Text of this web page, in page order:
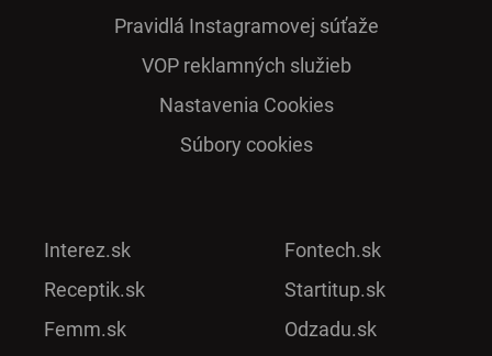
Pra­vidlá Ins­ta­gra­mo­vej sú­ťaže
VOP reklamných služieb
Nastavenia Cookies
Súbory cookies
Interez.sk
Receptik.sk
Femm.sk
Fontech.sk
Startitup.sk
Odzadu.sk